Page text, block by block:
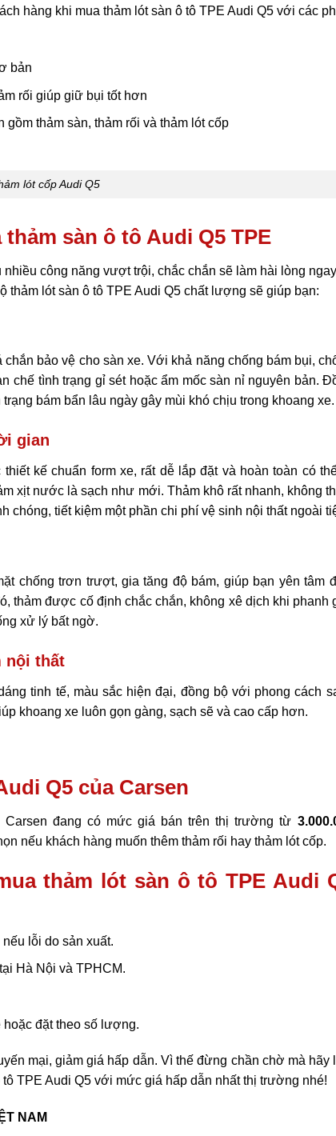
hàng khi mua thảm lót sàn ô tô TPE Audi Q5 với các
bản
rối giúp giữ bụi tốt hơn
gồm thảm sàn, thảm rối và thảm lót cốp
lót cốp Audi Q5
sàn ô tô Audi Q5 TPE
công năng vượt trội, chắc chắn sẽ làm hài lòng
thảm lót sàn ô tô TPE Audi Q5 chất lượng sẽ giúp bạn:
bảo vệ cho sàn xe. Với khả năng chống bám bụi,
chế tình trạng gỉ sét hoặc ẩm mốc sàn nỉ nguyên bản.
bám bẩn lâu ngày gây mùi khó chịu trong khoang xe.
gian
kế chuẩn form xe, rất dễ lắp đặt và hoàn toàn có
xịt nước là sạch như mới. Thảm khô rất nhanh, không
chóng, tiết kiệm một phần chi phí vệ sinh nội thất ngoài
chống trơn trượt, gia tăng độ bám, giúp bạn yên tâm
thảm được cố định chắc chắn, không xê dịch khi phanh
xử lý bất ngờ.
nội thất
tinh tế, màu sắc hiện đại, đồng bộ với phong cách
khoang xe luôn gọn gàng, sạch sẽ và cao cấp hơn.
Q5 của Carsen
đang có mức giá bán trên thị trường từ
nếu khách hàng muốn thêm thảm rối hay thảm lót cốp.
thảm lót sàn ô tô TPE Audi
lỗi do sản xuất.
Hà Nội và TPHCM.
đặt theo số lượng.
mại, giảm giá hấp dẫn. Vì thế đừng chần chờ mà hãy
TPE Audi Q5 với mức giá hấp dẫn nhất thị trường nhé!
NAM